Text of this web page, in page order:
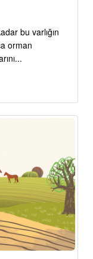
bu varlığın
orman